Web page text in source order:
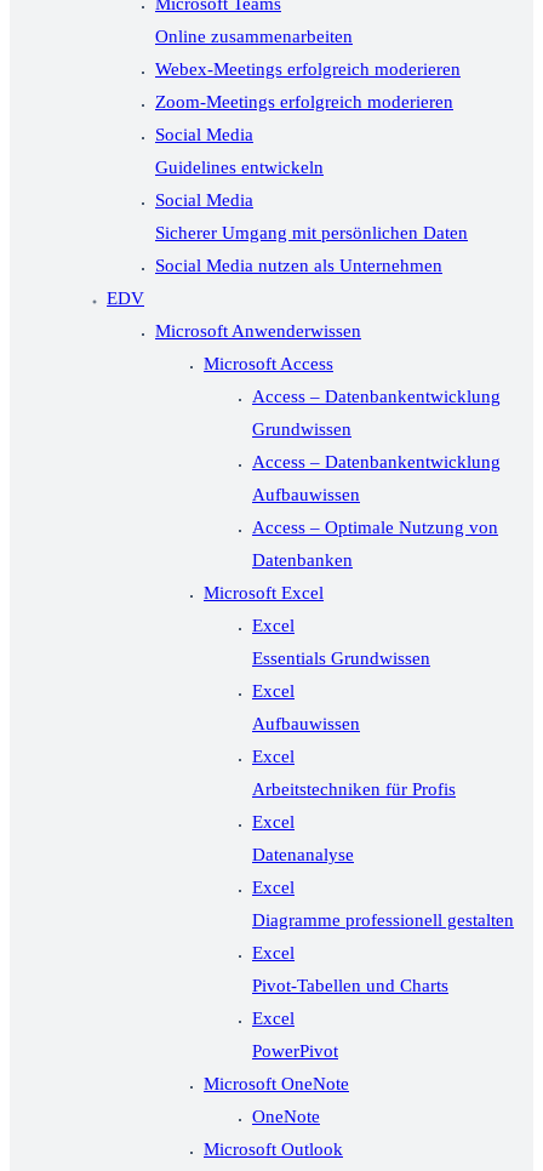
Online zusammenarbeiten
Webex-Meetings erfolgreich moderieren
Zoom-Meetings erfolgreich moderieren
Social Media
Guidelines entwickeln
Social Media
Sicherer Umgang mit persönlichen Daten
Social Media nutzen als Unternehmen
EDV
Microsoft Anwenderwissen
Microsoft Access
Access – Datenbankentwicklung
Grundwissen
Access – Datenbankentwicklung
Aufbauwissen
Access – Optimale Nutzung von
Datenbanken
Microsoft Excel
Excel
Essentials Grundwissen
Excel
Aufbauwissen
Excel
Arbeitstechniken für Profis
Excel
Datenanalyse
Excel
Diagramme professionell gestalten
Excel
Pivot-Tabellen und Charts
Excel
PowerPivot
Microsoft OneNote
OneNote
Microsoft Outlook